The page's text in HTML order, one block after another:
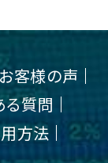
お客様の声
る質問
方法